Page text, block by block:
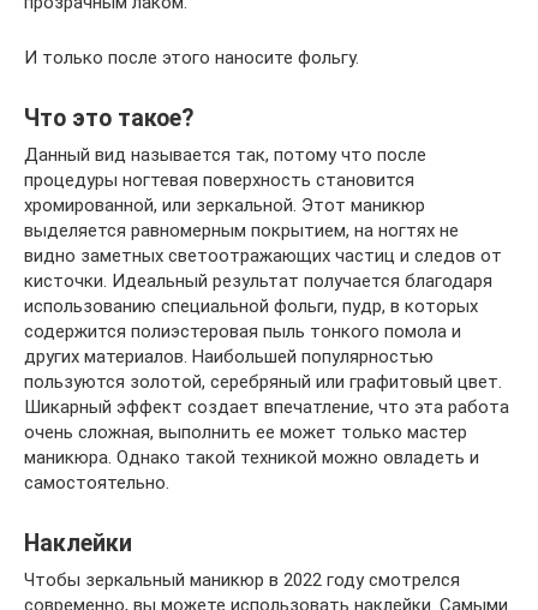
И только после этого наносите фольгу.
Что это такое?
Данный вид называется так, потому что после
процедуры ногтевая поверхность становится
хромированной, или зеркальной. Этот маникюр
выделяется равномерным покрытием, на ногтях не
видно заметных светоотражающих частиц и следов от
кисточки. Идеальный результат получается благодаря
использованию специальной фольги, пудр, в которых
содержится полиэстеровая пыль тонкого помола и
других материалов. Наибольшей популярностью
пользуются золотой, серебряный или графитовый цвет.
Шикарный эффект создает впечатление, что эта работа
очень сложная, выполнить ее может только мастер
маникюра. Однако такой техникой можно овладеть и
самостоятельно.
Наклейки
Чтобы зеркальный маникюр в 2022 году смотрелся
современно, вы можете использовать наклейки. Самыми